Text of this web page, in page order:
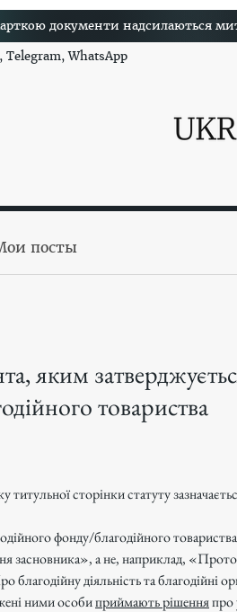
документи надсилаються
Telegram, WhatsApp
посты
яким
товариства
титульної сторінки статуту
фонду/благодійного
засновника», а не, наприклад,
діяльність та благодійні
ними особи приймають рішення про